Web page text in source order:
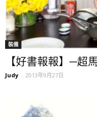
裝備
【好書報報】─超
Judy - 2013年9月27日